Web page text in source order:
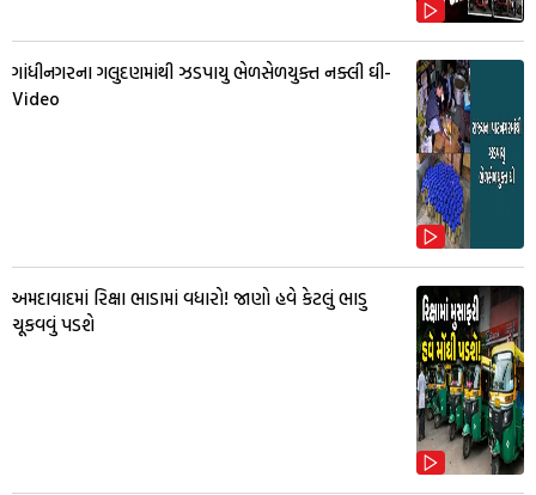
ગાંધીનગરના ગલુદણમાંથી ઝડપાયુ ભેળસેળયુક્ત નક્લી ઘી-
Video
અમદાવાદમાં રિક્ષા ભાડામાં વધારો! જાણો હવે કેટલું ભાડુ
ચૂકવવું પડશે